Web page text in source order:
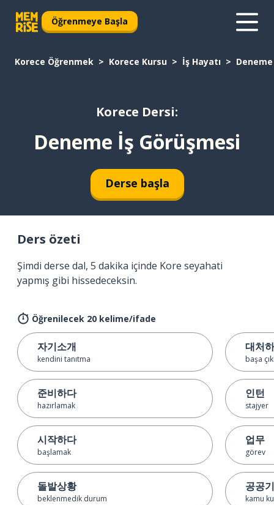
Öğrenmeye Başla
Korece Öğrenmek Korece Kursu İş Hayatı
Korece Dersi:
Deneme İş Görüşmesi
Derse başla
Ders özeti
Şimdi derse dal, 5 dakika içinde Kore seyahati
yapmış gibi hissedeceksin.
Öğrenilecek 20 kelime/ifade
자기소개
kendini tanıtma
준비하다
hazırlamak
시작하다
başlamak
돌발상황
beklenmedik durum
대처
başa
인턴
stajyer
업무
görev
공공
kamu